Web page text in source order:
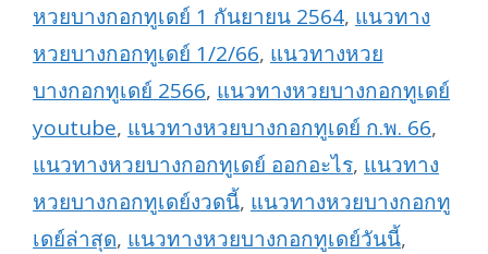
หวยบางกอกทูเดย์ 1 กันยายน 2564, แนวทาง
หวยบางกอกทูเดย์ 1/2/66, แนวทางหวย
บางกอกทูเดย์ 2566, แนวทางหวยบางกอกทูเดย์
youtube, แนวทางหวยบางกอกทูเดย์ ก.พ. 66,
แนวทางหวยบางกอกทูเดย์ ออกอะไร, แนวทาง
หวยบางกอกทูเดย์งวดนี้, แนวทางหวยบางกอกทู
เดย์ล่าสุด, แนวทางหวยบางกอกทูเดย์วันนี้,